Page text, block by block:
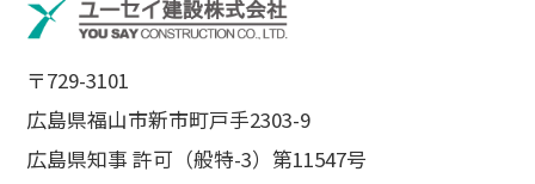
〒729-3101
広島県福山市新市町戸手2303-9
広島県知事 許可（般特-3）第11547号